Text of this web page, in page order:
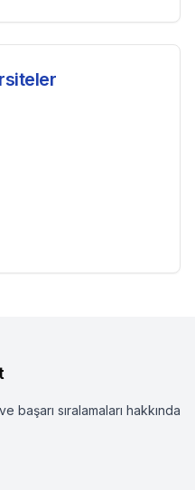
başarı sıralamaları hakkında